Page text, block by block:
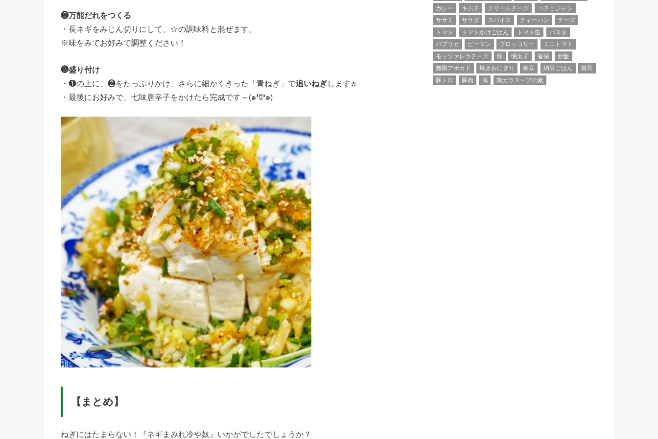
❷万能だれをつくる
・長ネギをみじん切りにして、☆の調味料と混ぜます。
※味をみてお好みで調整ください！
❸盛り付け
・❶の上に、❷をたっぷりかけ、さらに細かくきった「青ねぎ」で追いねぎします♬
・最後にお好みで、七味唐辛子をかけたら完成です～(๑❛ꆚ❛๑)
【まとめ】
ねぎにはたまらない！『ネギまみれ冷や奴』いかがでしたでしょうか？
カレー キムチ クリームチーズ
コチュジャン
ササミ
サラダ スパイス チャーハン
チーズ
トマト
トマトかけごはん トマト缶
パスタ
パプリカ
ピーマン ブロッコリー
ミニトマト
モッツァレラチーズ
卵 明太子 春菊
炒飯
無限アボカド
焼きおにぎり 納豆 納豆ごはん
舞茸
豚トロ
豚肉 鴨 鶏ガラスープの素